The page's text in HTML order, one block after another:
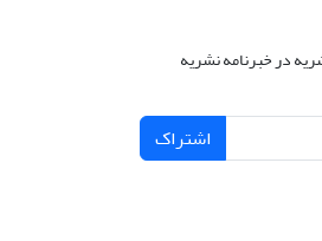
در خبرنامه نشریه
اشتراک